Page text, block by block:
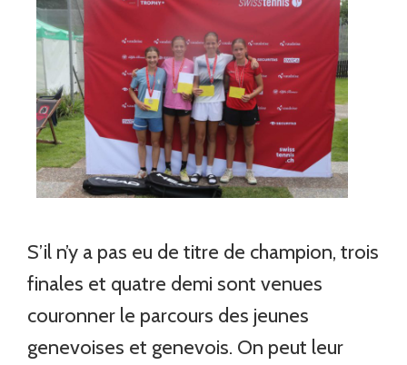
S’il n’y a pas eu de titre de champion, trois
finales et quatre demi sont venues
couronner le parcours des jeunes
genevoises et genevois. On peut leur